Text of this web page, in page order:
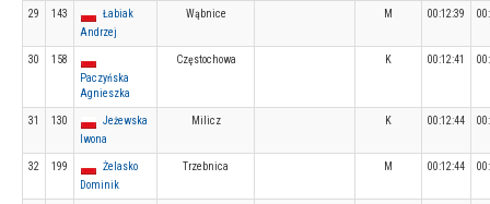
29 143
Łabiak
Andrzej
Wąbnice M 00:12:39
30
158
Paczyńska
Agnieszka
Częstochowa K 00:12:41
31 130
Jeżewska
Iwona
Milicz K 00:12:44
32 199
Żelasko
Dominik
Trzebnica M 00:12:44